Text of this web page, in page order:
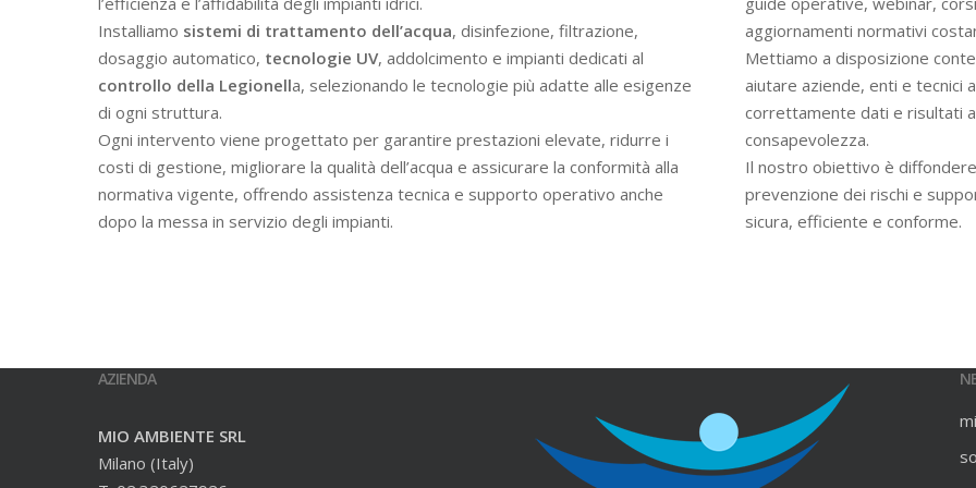
Installiamo sistemi di trattamento dell’acqua, disinfezione, filtrazione,
dosaggio automatico, tecnologie UV, addolcimento e impianti dedicati al
controllo della Legionella, selezionando le tecnologie più adatte alle esigenze
di ogni struttura.
Ogni intervento viene progettato per garantire prestazioni elevate, ridurre i
costi di gestione, migliorare la qualità dell’acqua e assicurare la conformità alla
normativa vigente, offrendo assistenza tecnica e supporto operativo anche
dopo la messa in servizio degli impianti.
aggiornamenti normativi
Mettiamo a disposizione
aiutare aziende, enti e tecnici
correttamente dati e risultati
consapevolezza.
Il nostro obiettivo è
prevenzione dei rischi e
sicura, efficiente e conforme.
AZIENDA
MIO AMBIENTE SRL
Milano (Italy)